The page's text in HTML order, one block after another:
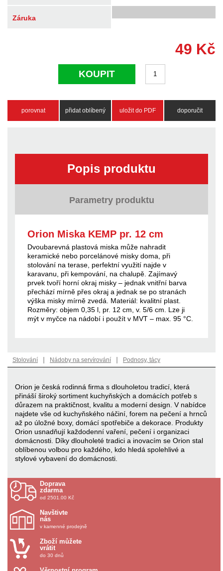
Záruka
49 Kč
KOUPIT
porovnat přidat oblíbený uložit do PDF doporučit
Popis produktu
Parametry produktu
Orion Miska KEMP pr. 12 cm
Dvoubarevná plastová miska může nahradit
keramické nebo porcelánové misky doma, při
stolování na terase, perfektní využití najde v
karavanu, při kempování, na chalupě. Zajímavý
prvek tvoří horní okraj misky – jednak vnitřní barva
přechází mírně přes okraj a jednak se po stranách
výška misky mírně zvedá. Materiál: kvalitní plast.
Rozměry: objem 0,35 l, pr. 12 cm, v. 5/6 cm. Lze ji
mýt v myčce na nádobí i použít v MVT – max. 95 °C.
Stolování | Nádoby na servírování | Podnosy, tácy
Orion je česká rodinná firma s dlouholetou tradicí, která
přináší široký sortiment kuchyňských a domácích potřeb s
důrazem na praktičnost, kvalitu a moderní design. V nabídce
najdete vše od kuchyňského náčiní, forem na pečení a hrnců
až po úložné boxy, domácí spotřebiče a dekorace. Produkty
Orion usnadňují každodenní vaření, pečení i organizaci
domácnosti. Díky dlouholeté tradici a inovacím se Orion stal
oblíbenou volbou pro každého, kdo hledá spolehlivé a
stylové vybavení do domácnosti.
Doprava
zdarma
od 2501.00 Kč
Navštivte
nás
v kamenné prodejně
Zboží můžete
vrátit
do 30 dnů